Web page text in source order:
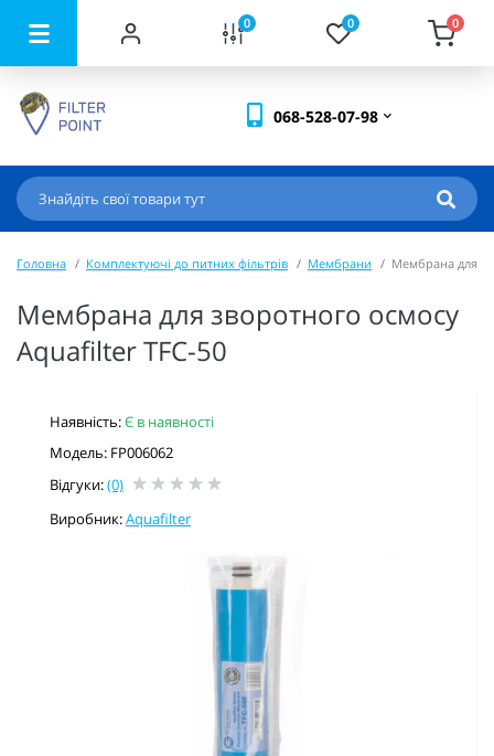
0 0 0
068-528-07-98
Головна Комплектуючі до питних фільтрів Мембрани Мембрана для
Мембрана для зворотного осмосу
Aquafilter TFC-50
Наявність:Є в наявності
Модель: FP006062
Відгуки:(0)
Виробник:Aquafilter